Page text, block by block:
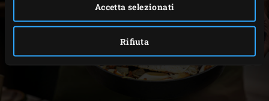
Accetta selezionati
Rifiuta